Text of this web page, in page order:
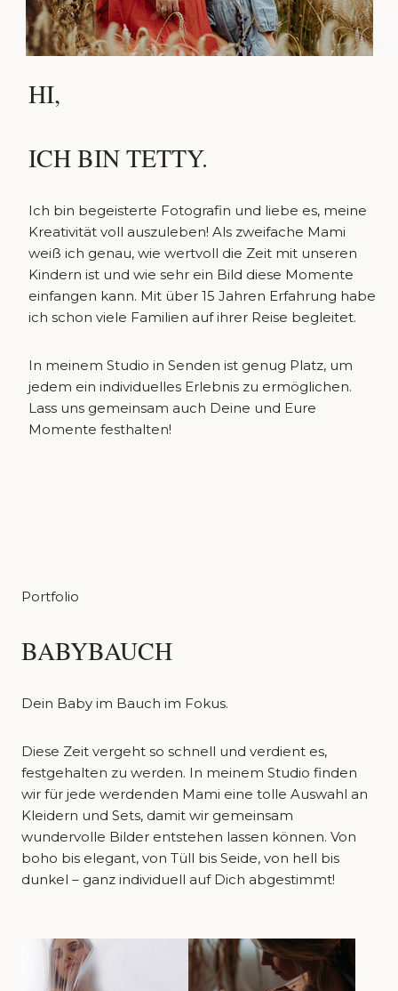
HI,
ICH BIN TETTY.
Ich bin begeisterte Fotografin und liebe es, meine
Kreativität voll auszuleben! Als zweifache Mami
weiß ich genau, wie wertvoll die Zeit mit unseren
Kindern ist und wie sehr ein Bild diese Momente
einfangen kann. Mit über 15 Jahren Erfahrung habe
ich schon viele Familien auf ihrer Reise begleitet.
In meinem Studio in Senden ist genug Platz, um
jedem ein individuelles Erlebnis zu ermöglichen.
Lass uns gemeinsam auch Deine und Eure
Momente festhalten!
Portfolio
BABYBAUCH
Dein Baby im Bauch im Fokus.
Diese Zeit vergeht so schnell und verdient es,
festgehalten zu werden. In meinem Studio finden
wir für jede werdenden Mami eine tolle Auswahl an
Kleidern und Sets, damit wir gemeinsam
wundervolle Bilder entstehen lassen können. Von
boho bis elegant, von Tüll bis Seide, von hell bis
dunkel – ganz individuell auf Dich abgestimmt!